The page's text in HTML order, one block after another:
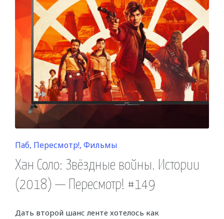
Posted
in
Паб Пересмотр! Фильмы
Хан Соло: Звёздные войны. Истории
(2018) — Пересмотр! #149
Дать второй шанс ленте хотелось как